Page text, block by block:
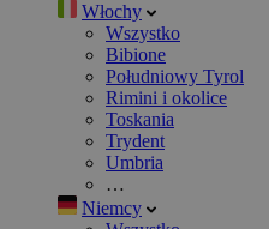
Włochy
Wszystko
Bibione
Południowy Tyrol
Rimini i okolice
Toskania
Trydent
Umbria
…
Niemcy